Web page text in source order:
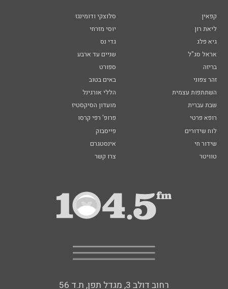
קפאין
סלוצקי ודומינגז
ליאת רון
יוסי מזרחי
גיא פלג
גדי נס
אראל סג"ל
שניים עד ארבע
בריזה
ספורט
זהר צפוני
באים בטוב
השתתפות עצמית
הללי אורגינל
שבת עברית
מועדון הסיקסטיז
רופא פרטי
פרופ' רפי קרסו
לוח שידורים
פייסבוק
שידור חי
אינסטגרם
טוויטר
צרו קשר
רחוב דולב 3, מגדל תפן, ת.ד 56